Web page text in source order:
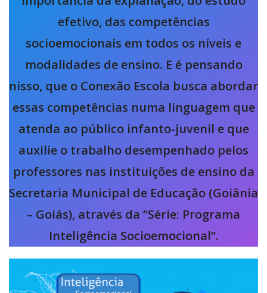
efetivo, das competências
socioemocionais em todos os níveis e
modalidades de ensino. E é pensando
nisso, que o Conexão Escola busca abordar
essas competências numa linguagem que
atenda ao público infanto-juvenil e que
auxilie o trabalho desempenhado pelos
professores nas instituições de ensino da
Secretaria Municipal de Educação (Goiânia
– Goiás), através da “Série: Programa
Inteligência Socioemocional”.